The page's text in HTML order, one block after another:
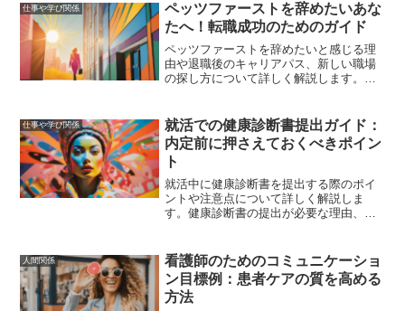
仕事や学び関係
ペッツファーストを辞めたいあな
たへ！転職成功のためのガイド
ペッツファーストを辞めたいと感じる理
由や退職後のキャリアパス、新しい職場
の探し方について詳しく解説します。転
仕事や学び関係
就活での健康診断書提出ガイド：
内定前に押さえておくべきポイン
ト
就活中に健康診断書を提出する際のポイ
ントや注意点について詳しく解説しま
す。健康診断書の提出が必要な理由、提
に説明します。
人間関係
看護師のためのコミュニケーショ
ン目標例：患者ケアの質を高める
方法